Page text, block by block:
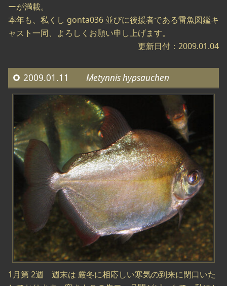
ーが満載。
本年も、私くし gonta036 並びに後援者である雷魚図鑑キ
ャスト一同、よろしくお願い申し上げます。
更新日付：2009.01.04
2009.01.11 Metynnis hypsauchen
1月第 2週 週末は 厳冬に相応しい寒気の到来に閉口いた